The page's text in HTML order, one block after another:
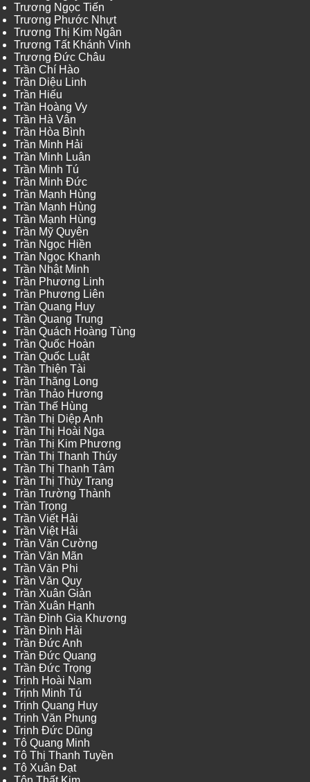
Trương Ngọc Tiến
Trương Phước Nhựt
Trương Thị Kim Ngân
Trương Tất Khánh Vinh
Trương Đức Châu
Trần Chí Hào
Trần Diệu Linh
Trần Hiếu
Trần Hoàng Vy
Trần Hà Vân
Trần Hòa Bình
Trần Minh Hải
Trần Minh Luân
Trần Minh Tú
Trần Minh Đức
Trần Mạnh Hùng
Trần Mạnh Hùng
Trần Mạnh Hùng
Trần Mỹ Quyên
Trần Ngọc Hiền
Trần Ngọc Khanh
Trần Nhật Minh
Trần Phương Linh
Trần Phương Liên
Trần Quang Huy
Trần Quang Trung
Trần Quách Hoàng Tùng
Trần Quốc Hoàn
Trần Quốc Luật
Trần Thiện Tài
Trần Thăng Long
Trần Thảo Hương
Trần Thế Hùng
Trần Thị Diệp Anh
Trần Thị Hoài Nga
Trần Thị Kim Phương
Trần Thị Thanh Thúy
Trần Thị Thanh Tâm
Trần Thị Thùy Trang
Trần Trường Thành
Trần Trọng
Trần Viết Hải
Trần Việt Hải
Trần Văn Cường
Trần Văn Mãn
Trần Văn Phi
Trần Văn Quy
Trần Xuân Giản
Trần Xuân Hạnh
Trần Đình Gia Khương
Trần Đình Hải
Trần Đức Anh
Trần Đức Quang
Trần Đức Trọng
Trịnh Hoài Nam
Trịnh Minh Tú
Trịnh Quang Huy
Trịnh Văn Phụng
Trịnh Đức Dũng
Tô Quang Minh
Tô Thị Thanh Tuyền
Tô Xuân Đạt